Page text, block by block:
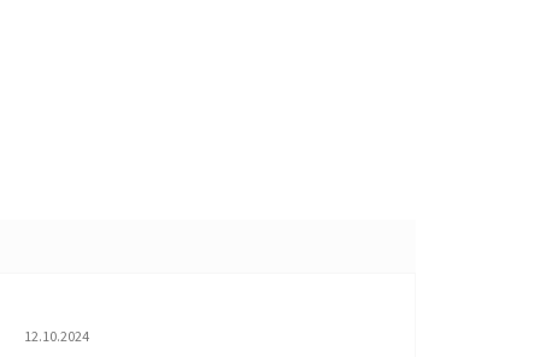
Hodnocení obchodu je 5 z 5 hvězdiček.
12.10.2024